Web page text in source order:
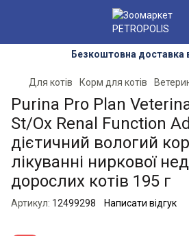
Безкоштовна доставка
Для котів Корм для котів
Purina Pro Plan
St/Ox Renal Function
дієтичний вологий
лікуванні ниркової
дорослих котів 195 г
Артикул: 12499298 Написати відгук